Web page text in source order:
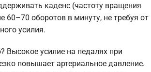
каденс (частоту вращения
60–70 оборотов в минуту, не требуя от
усилия.
Высокое усилие на педалях при
повышает артериальное давление.